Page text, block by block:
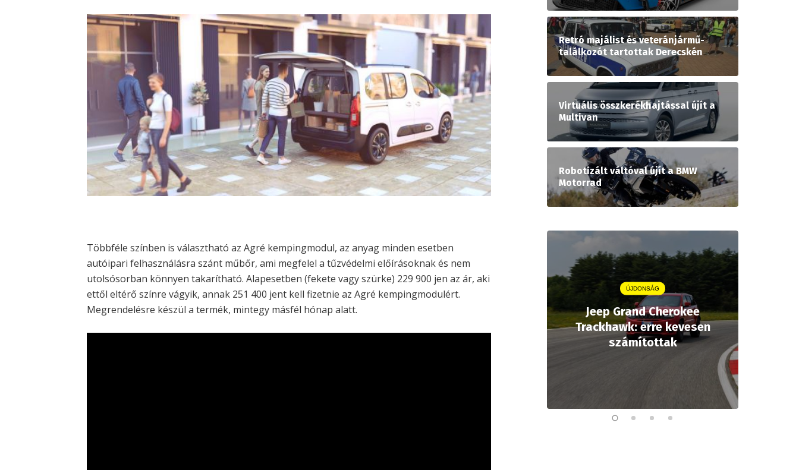
Többféle színben is választható az Agré kempingmodul, az anyag minden esetben
autóipari felhasználásra szánt műbőr, ami megfelel a tűzvédelmi előírásoknak és nem
utolsósorban könnyen takarítható. Alapesetben (fekete vagy szürke) 229 900 jen az ár, aki
ettől eltérő színre vágyik, annak 251 400 jent kell fizetnie az Agré kempingmodulért.
Megrendelésre készül a termék, mintegy másfél hónap alatt.
Retró majálist és veteránjármű-
találkozót tartottak Derecskén
Virtuális összkerékhajtással újít a
Multivan
Robotizált váltóval újít a BMW
Motorrad
ÚJDONSÁG
Jeep Grand Cherokee
Trackhawk: erre kevesen
számítottak